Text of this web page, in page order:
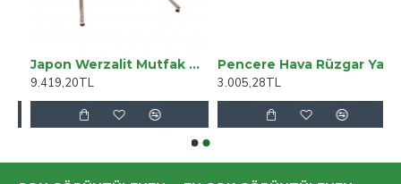
Japon Werzalit Mutfak Masası (70X120) - Akçaağaç
9.419,20TL
Pencere Hava Rüzgar Yalıtım Filmi 1*7 Metre
3.005,28TL